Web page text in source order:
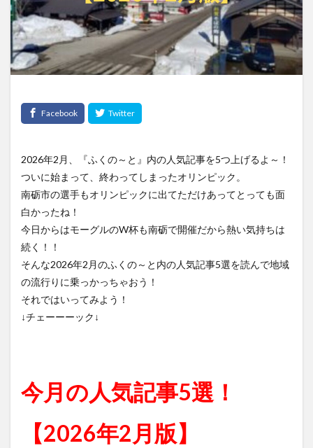
2026年2月、『ふくの～と』内の人気記事を5つ上げるよ～！
ついに始まって、終わってしまったオリンピック。
南砺市の選手もオリンピックに出てただけあってとっても面
白かったね！
今日からはモーグルのW杯も南砺で開催だから熱い気持ちは
続く！！
そんな2026年2月のふくの～と内の人気記事5選を読んで地域
の流行りに乗っかっちゃおう！
それではいってみよう！
↓チェーーーック↓
今月の人気記事5選！
【2026年2月版】